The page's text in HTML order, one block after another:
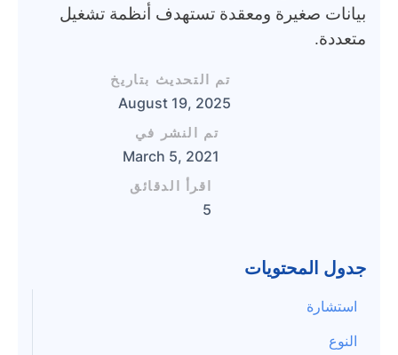
بيانات صغيرة ومعقدة تستهدف أنظمة تشغيل
متعددة.
تم التحديث بتاريخ
August 19, 2025
تم النشر في
March 5, 2021
اقرأ الدقائق
5
جدول المحتويات
استشارة
النوع